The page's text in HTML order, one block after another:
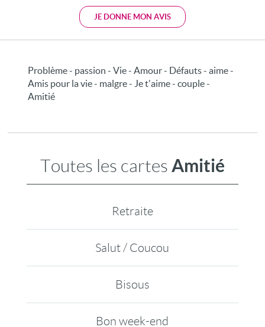
JE DONNE MON AVIS
Problème - passion - Vie - Amour - Défauts - aime -
Amis pour la vie - malgre - Je t'aime - couple -
Amitié
Toutes les cartes Amitié
Retraite
Salut / Coucou
Bisous
Bon week-end